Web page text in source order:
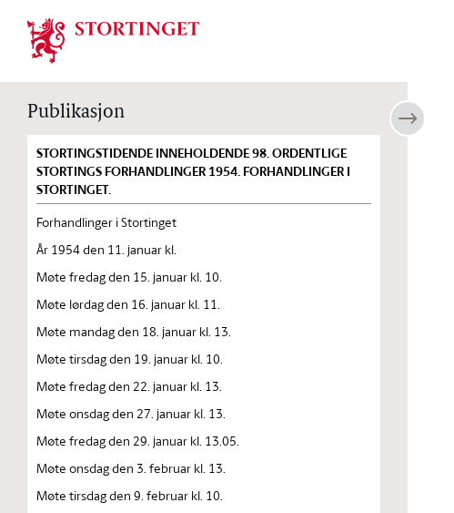
Stortinget.no
Publikasjon
STORTINGSTIDENDE INNEHOLDENDE 98. ORDENTLIGE
STORTINGS FORHANDLINGER 1954. FORHANDLINGER I
STORTINGET.
Forhandlinger i Stortinget
År 1954 den 11. januar kl.
Møte fredag den 15. januar kl. 10.
Møte lørdag den 16. januar kl. 11.
Møte mandag den 18. januar kl. 13.
Møte tirsdag den 19. januar kl. 10.
Møte fredag den 22. januar kl. 13.
Møte onsdag den 27. januar kl. 13.
Møte fredag den 29. januar kl. 13.05.
Møte onsdag den 3. februar kl. 13.
Møte tirsdag den 9. februar kl. 10.